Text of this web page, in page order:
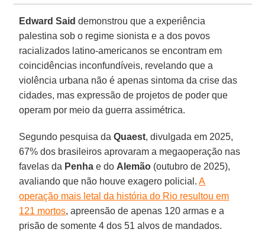
Edward Said demonstrou que a experiência
palestina sob o regime sionista e a dos povos
racializados latino-americanos se encontram em
coincidências inconfundíveis, revelando que a
violência urbana não é apenas sintoma da crise das
cidades, mas expressão de projetos de poder que
operam por meio da guerra assimétrica.
Segundo pesquisa daQuaest, divulgada em 2025,
67% dos brasileiros aprovaram a megaoperação nas
favelas da Penha e do Alemão (outubro de 2025),
avaliando que não houve exagero policial.A
operação mais letal da história do Rio resultou em
121 mortos, apreensão de apenas 120 armas e a
prisão de somente 4 dos 51 alvos de mandados.